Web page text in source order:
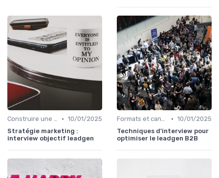
Construire une stratégie de contenu • 10/01/2025
Stratégie marketing :
interview objectif leadgen
Formats et canaux de diffusion • 10/01/2025
Techniques d'interview pour
optimiser le leadgen B2B